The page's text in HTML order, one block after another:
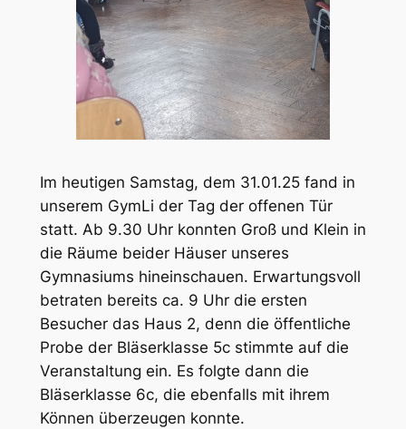
Im heutigen Samstag, dem 31.01.25 fand in
unserem GymLi der Tag der offenen Tür
statt. Ab 9.30 Uhr konnten Groß und Klein in
die Räume beider Häuser unseres
Gymnasiums hineinschauen. Erwartungsvoll
betraten bereits ca. 9 Uhr die ersten
Besucher das Haus 2, denn die öffentliche
Probe der Bläserklasse 5c stimmte auf die
Veranstaltung ein. Es folgte dann die
Bläserklasse 6c, die ebenfalls mit ihrem
Können überzeugen konnte.